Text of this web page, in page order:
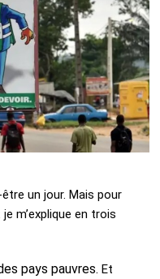
un jour. Mais pour
je m’explique en trois
pays pauvres. Et